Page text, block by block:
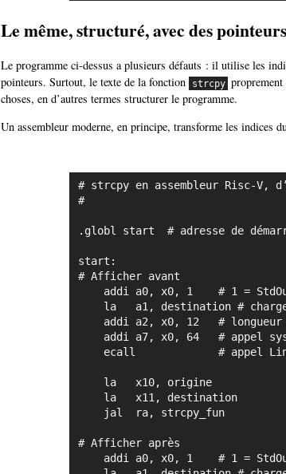
Le même, structuré, avec des pointeurs
Le programme ci-dessus a plusieurs défauts : il utilise les
pointeurs. Surtout, le texte de la fonction strcpy proprement
choses, en d’autres termes structurer le programme.
Un assembleur moderne, en principe, transforme les indices
# strcpy en assembleur Risc-V,
#
.globl start  # adresse de
start:
# Afficher avant
# Afficher après